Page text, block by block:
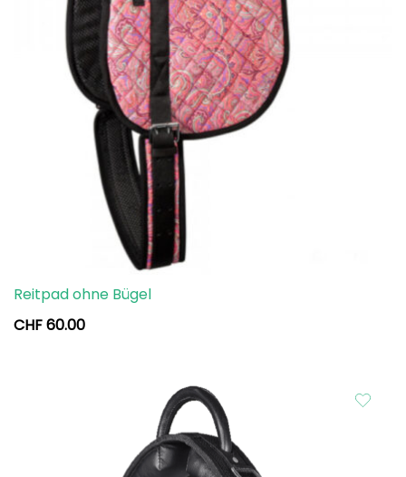
Reitpad ohne Bügel
CHF60.00